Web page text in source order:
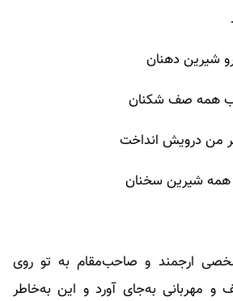
شیرین دهنان
همه صف شکنان
من درویش انداخت
شیرین سخنان
ارجمند و صاحب‌مقام به تو روی
و مهربانی به‌جای آورد و این به‌خاطر